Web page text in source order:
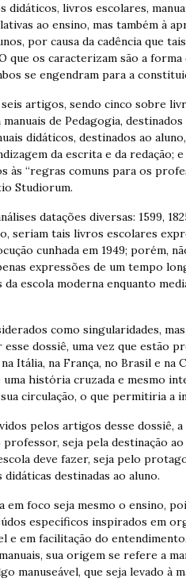
didáticos, livros escolares,
ao ensino, mas também à
por causa da cadência que
que os caracterizam são a forma
se engendram para a
seis artigos, sendo cinco sobre
de Pedagogia,
didáticos, destinados ao
da escrita e da redação;
às “regras comuns para os
Studiorum.
datações diversas: 1599,
seriam tais livros escolares
cunhada em 1949; porém,
expressões de um tempo
escola moderna enquanto
como singularidades,
dossiê, uma vez que estão
Itália, na França, no Brasil e na
história cruzada e mesmo
circulação, o que permitiria a
pelos artigos desse dossiê,
seja pela destinação
deve fazer, seja pelo
didáticas destinadas ao aluno.
em foco seja mesmo o ensino,
específicos inspirados em
e em facilitação do
sua origem se refere a
manuseável, que seja levado à